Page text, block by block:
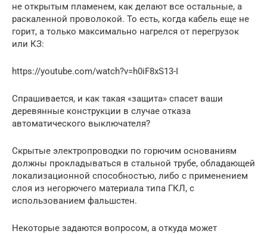
не открытым пламенем, как делают все остальные, а
раскаленной проволокой. То есть, когда кабель еще не
горит, а только максимально нагрелся от перегрузок
или КЗ:
https://youtube.com/watch?v=h0iF8xS13-I
Спрашивается, и как такая «защита» спасет ваши
деревянные конструкции в случае отказа
автоматического выключателя?
Скрытые электропроводки по горючим основаниям
должны прокладываться в стальной трубе, обладающей
локализационной способностью, либо с применением
слоя из негорючего материала типа ГКЛ, с
использованием фальшстен.
Некоторые задаются вопросом, а откуда может